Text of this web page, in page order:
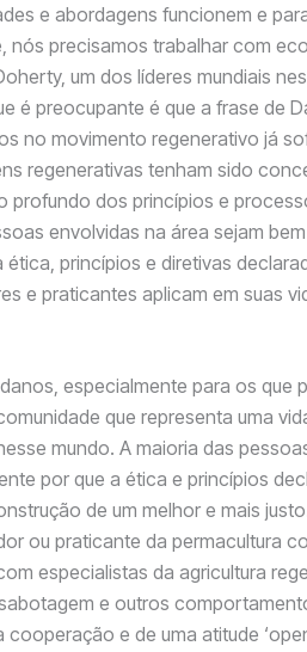
e abordagens funcionem e
nós precisamos trabalhar com
um dos líderes mundiais
é preocupante é que a frase de
no movimento regenerativo já
regenerativas tenham sido
profundo dos princípios e
envolvidas na área sejam
princípios e diretivas
e praticantes aplicam em suas
especialmente para os que
que representa uma
mundo. A maioria das
por que a ética e princípios
de um melhor e mais
ou praticante da permacultura
especialistas da agricultura
e outros
e de uma atitude